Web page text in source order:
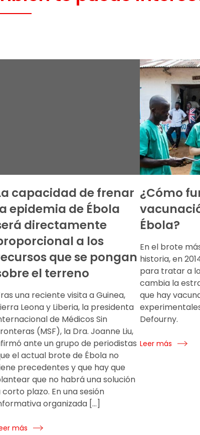
capacidad de frenar
epidemia de Ébola
directamente
a los
que se pongan
el terreno
una reciente visita a Guinea,
Leona y Liberia, la presidenta
de Médicos Sin
(MSF), la Dra. Joanne Liu,
ante un grupo de periodistas
el actual brote de Ébola no
precedentes y que hay que
que no habrá una solución
corto plazo. En una sesión
organizada […]
más
¿Cómo
Ébola?
En el brote
historia, en
para tratar a
cambia la
que hay
Defourny.
Leer más